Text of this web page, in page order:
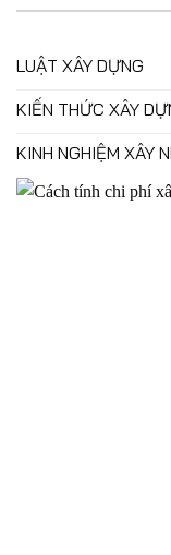
LUẬT XÂY DỰNG
KIẾN THỨC XÂY
KINH NGHIỆM XÂY